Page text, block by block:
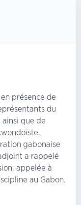
en présence de
du
que de
gabonaise
a rappelé
appelée à
au Gabon.